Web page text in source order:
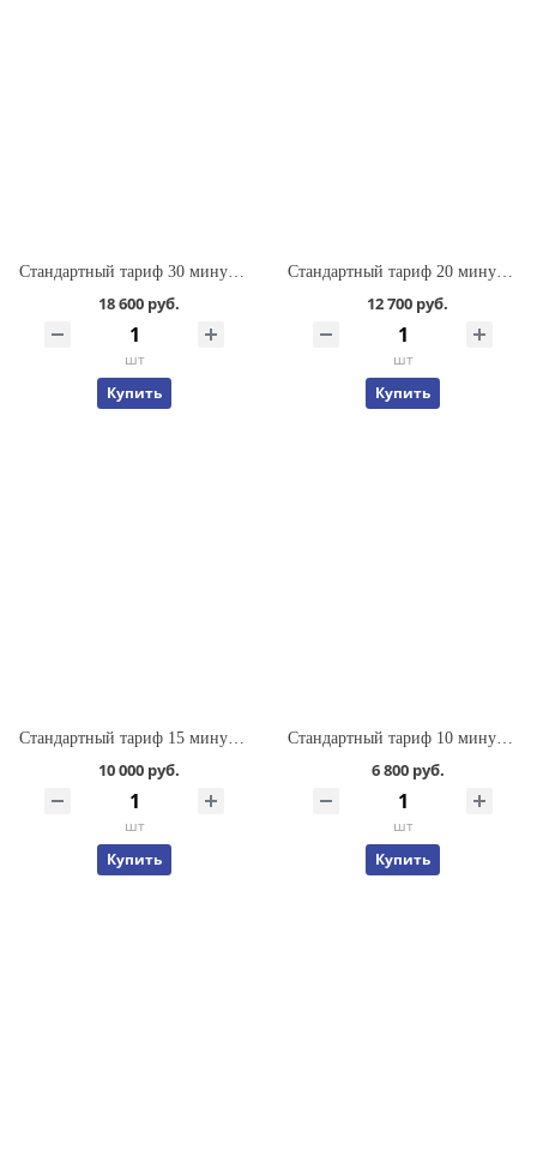
18 600 руб.
шт
Купить
12 700 руб.
шт
Купить
10 000 руб.
шт
Купить
6 800 руб.
шт
Купить